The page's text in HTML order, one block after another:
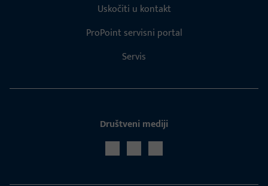
Uskočiti u kontakt
ProPoint servisni portal
Servis
Društveni mediji